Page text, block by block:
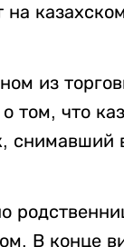
из
том, что
снимавший
В конце